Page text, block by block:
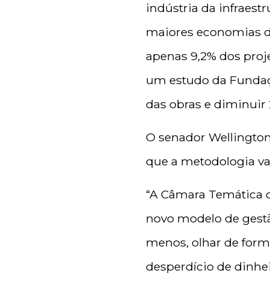
indústria da
maiores economias
apenas 9,2% dos
um estudo da
das obras e diminuir
O senador
que a metodologia
“A Câmara
novo modelo de
menos, olhar de
desperdício de